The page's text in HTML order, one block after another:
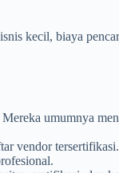
kecil, biaya
umumnya
vendor tersertifikasi.